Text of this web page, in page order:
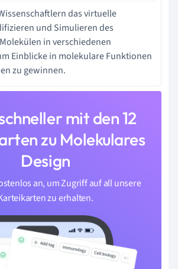
das virtuelle
und Simulieren des
in verschiedenen
Einblicke in molekulare Funktionen
zu gewinnen.
mit den 12
zu Molekulares
Design
an, um Zugriff auf all unsere
zu erhalten.